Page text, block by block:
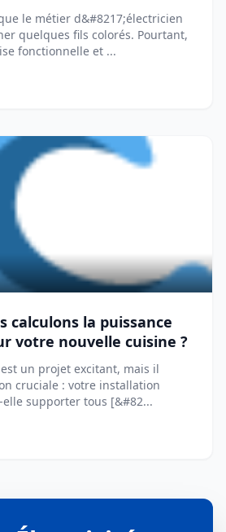
le métier d&#8217;électricien
quelques fils colorés. Pourtant,
fonctionnelle et ...
calculons la puissance
votre nouvelle cuisine ?
un projet excitant, mais il
cruciale : votre installation
supporter tous [&#82...